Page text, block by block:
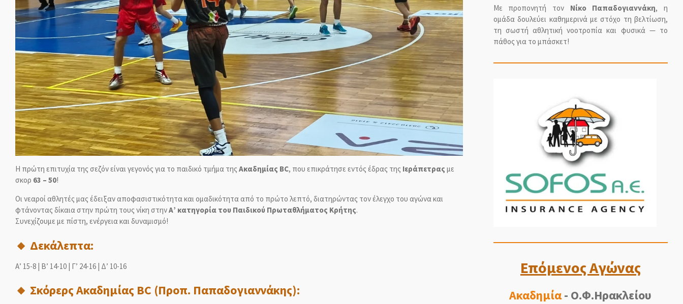
Η πρώτη επιτυχία της σεζόν είναι γεγονός για το παιδικό τμήμα της Ακαδημίας BC, που επικράτησε εντός έδρας της Ιεράπετρας με
σκορ 63 – 50!
Οι νεαροί αθλητές μας έδειξαν αποφασιστικότητα και ομαδικότητα από το πρώτο λεπτό, διατηρώντας τον έλεγχο του αγώνα και
φτάνοντας δίκαια στην πρώτη τους νίκη στηνΑ’ κατηγορία του Παιδικού Πρωταθλήματος Κρήτης.
Συνεχίζουμε με πίστη, ενέργεια και δυναμισμό!
🔸 Δεκάλεπτα:
Α’ 15-8 | Β’ 14-10 | Γ’ 24-16 | Δ’ 10-16
🔸 Σκόρερς Ακαδημίας BC (Προπ. Παπαδογιαννάκης):
Με προπονητή τον Νίκο Παπαδογιαννάκη, η
ομάδα δουλεύει καθημερινά με στόχο τη βελτίωση,
τη σωστή αθλητική νοοτροπία και φυσικά — το
πάθος για το μπάσκετ!
Επόμενος Αγώνας
Ακαδημία- Ο.Φ.Ηρακλείου